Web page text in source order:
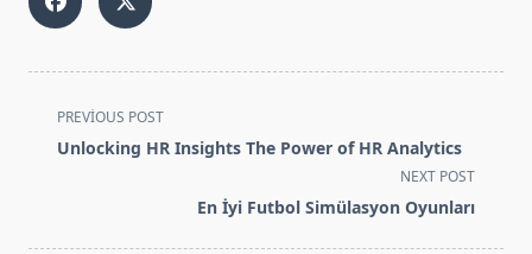
<span
class="nav-
PREVIOUS POST
Unlocking HR Insights The Power of HR Analytics
NEXT POST
En İyi Futbol Simülasyon Oyunları